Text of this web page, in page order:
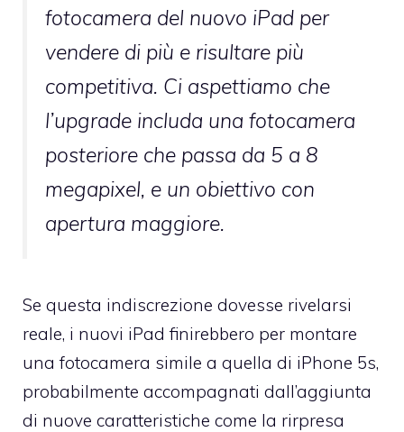
fotocamera del nuovo iPad per
vendere di più e risultare più
competitiva. Ci aspettiamo che
l’upgrade includa una fotocamera
posteriore che passa da 5 a 8
megapixel, e un obiettivo con
apertura maggiore.
Se questa indiscrezione dovesse rivelarsi
reale, i nuovi iPad finirebbero per montare
una fotocamera simile a quella di iPhone 5s,
probabilmente accompagnati dall’aggiunta
di nuove caratteristiche come la rirpresa